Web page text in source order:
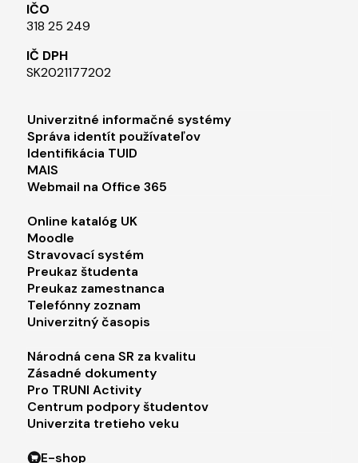
IČO
318 25 249
IČ DPH
SK2021177202​
Footer menu 1
Univerzitné informačné systémy
Správa identít používateľov
Identifikácia TUID
MAIS
Webmail na Office 365
Footer menu 2
Online katalóg UK
Moodle
Stravovací systém
Preukaz študenta
Preukaz zamestnanca
Telefónny zoznam
Univerzitný časopis
Footer menu 3
Národná cena SR za kvalitu
Zásadné dokumenty
Pro TRUNI Activity
Centrum podpory študentov
Univerzita tretieho veku
E-shop